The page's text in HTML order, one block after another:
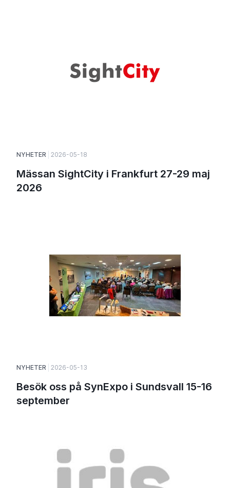
NYHETER 2026-05-18
Mässan SightCity i Frankfurt 27-29 maj
2026
NYHETER 2026-05-13
Besök oss på SynExpo i Sundsvall 15-16
september